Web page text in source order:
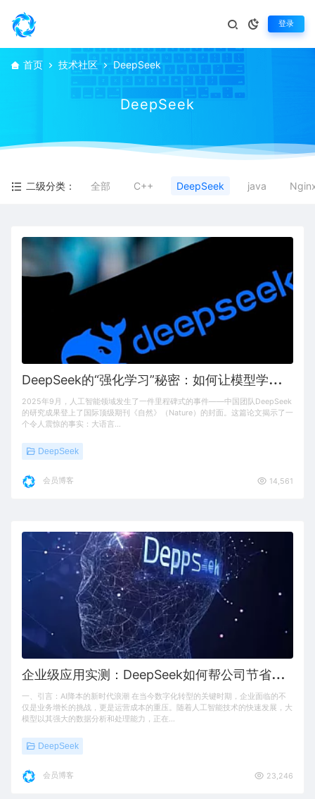
登录
首页 技术社区 DeepSeek
DeepSeek
二级分类： 全部 C++ DeepSeek java
D
eepSeek的“强化学习”秘密：如何让模型学会思考？
2025年9月，人工智能领域发生了一件里程碑式的事件——中国团队DeepSeek
的研究成果登上了国际顶级期刊《自然》（Nature）的封面。这篇论文揭示了一
个令人震惊的事实：大语言…
DeepSeek
会员博客 14,561
企
业级应用实测：DeepSeek如何帮公司节省百万成本
一、引言：AI降本的新时代浪潮 在当今数字化转型的关键时期，企业面临的不
仅是业务增长的挑战，更是运营成本的重压。随着人工智能技术的快速发展，大
模型以其强大的数据分析和处理能力，正在…
DeepSeek
会员博客 23,246